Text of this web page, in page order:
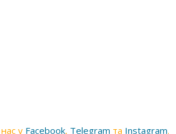
у Facebook, Telegram та Instagram.